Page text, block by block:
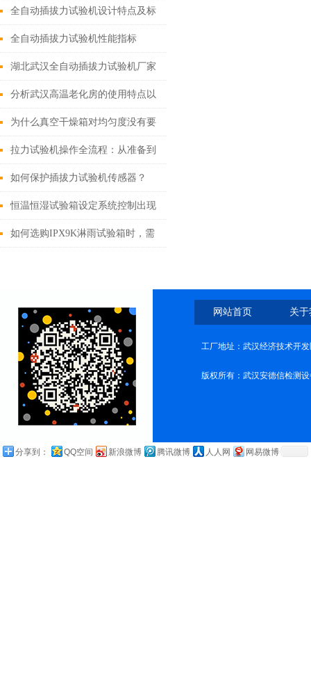
的功能
全自动插拔力试验机设计特点及标
配
全自动插拔力试验机性能指标
湖北武汉全自动插拔力试验机厂家
分析武汉高温老化房的使用特点以
及日常维护保养
为什么真空干燥箱对均匀度没有要
求
拉力试验机操作全流程：从准备到
维护的标准化指南
如何保护插拔力试验机传感器？
恒温恒湿试验箱设定系统控制出现
的异常现象
如何选购IPX9K淋雨试验箱时，需
网站首页 关
工厂地址：武汉经济技术开
版权所有：武汉安德信检测
分享到： QQ空间 新浪微博 腾讯微博 人人网 网易微博